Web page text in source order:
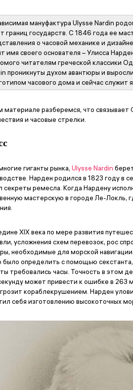
мануфактура Ulysse Nardin
границ государств. С 1846 года ее
о часовой механике и
имя своего основателя – Улисса
читателям греческой классики
проникнуты духом авантюры и
часового дома и сейчас служит
материале разберемся, что
и часовые стрелки.
гиганты рынка,Ulysse Nardin
Нарден родился в 1823 году в
секреты ремесла. Когда Нардену
мастерскую в городе Ле-Локль,
XIX века по мере развития
усложнения схем перевозок, рос
необходимые для морской
было определить с помощью
требовались часы. Точность в этом
может привести к ошибке в 263
грозит кораблекрушением. Нарден
себя изготовлению высокоточных